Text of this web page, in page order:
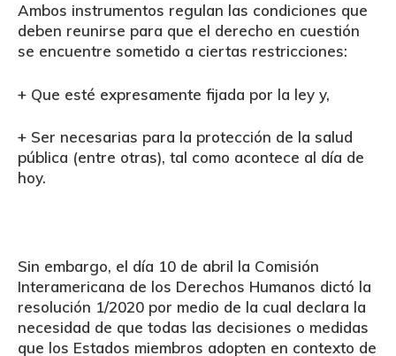
Ambos instrumentos regulan las condiciones que
deben reunirse para que el derecho en cuestión
se encuentre sometido a ciertas restricciones:
+ Que esté expresamente fijada por la ley y,
+ Ser necesarias para la protección de la salud
pública (entre otras), tal como acontece al día de
hoy.
Sin embargo, el día 10 de abril la Comisión
Interamericana de los Derechos Humanos dictó la
resolución 1/2020 por medio de la cual declara la
necesidad de que todas las decisiones o medidas
que los Estados miembros adopten en contexto de